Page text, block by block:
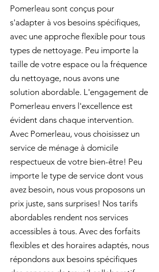
Pomerleau sont conçus pour
s'adapter à vos besoins spécifiques,
avec une approche flexible pour tous
types de nettoyage. Peu importe la
taille de votre espace ou la fréquence
du nettoyage, nous avons une
solution abordable. L'engagement de
Pomerleau envers l'excellence est
évident dans chaque intervention.
Avec Pomerleau, vous choisissez un
service de ménage à domicile
respectueux de votre bien-être! Peu
importe le type de service dont vous
avez besoin, nous vous proposons un
prix juste, sans surprises! Nos tarifs
abordables rendent nos services
accessibles à tous. Avec des forfaits
flexibles et des horaires adaptés, nous
répondons aux besoins spécifiques